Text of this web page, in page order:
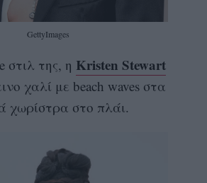
GettyImages
στιλ της, η Kristen Stewart
χαλί με beach waves στα
χωρίστρα στο πλάι.